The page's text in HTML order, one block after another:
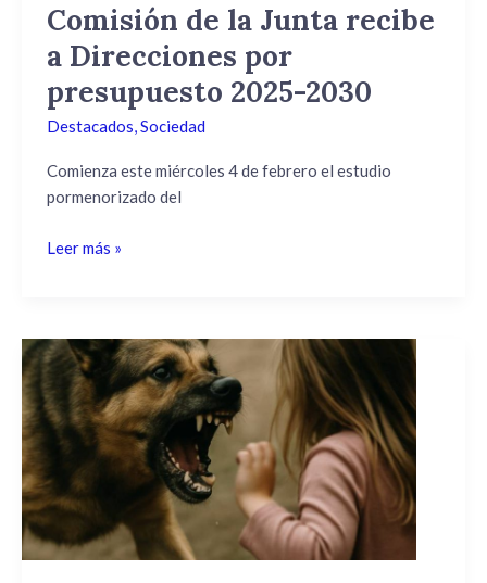
Comisión de la Junta recibe
a Direcciones por
presupuesto 2025-2030
Destacados,Sociedad
Comienza este miércoles 4 de febrero el estudio
pormenorizado del
2030
Leer más »
Perros
peligrosos
estarán
en
aparte
y
tendrán